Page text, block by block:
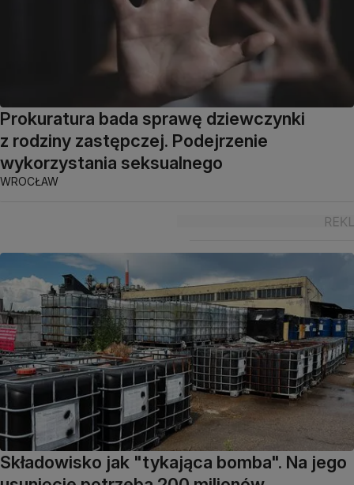
Prokuratura bada sprawę dziewczynki
z rodziny zastępczej. Podejrzenie
wykorzystania seksualnego
WROCŁAW
Składowisko jak "tykająca bomba". Na jego